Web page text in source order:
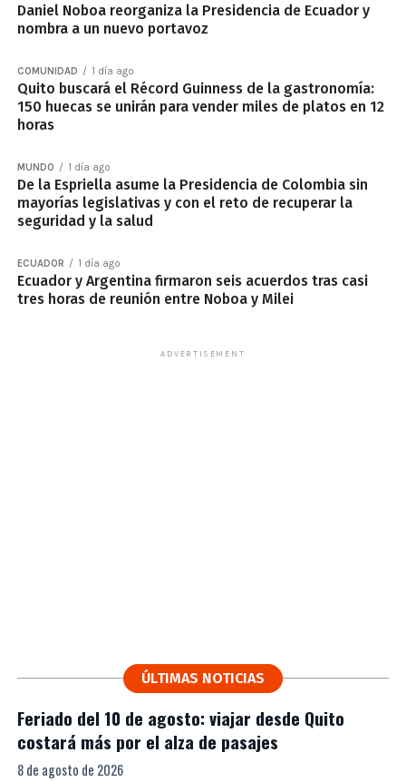
Daniel Noboa reorganiza la Presidencia de Ecuador y
nombra a un nuevo portavoz
COMUNIDAD 1 día ago
Quito buscará el Récord Guinness de la gastronomía:
150 huecas se unirán para vender miles de platos en 12
horas
MUNDO 1 día ago
De la Espriella asume la Presidencia de Colombia sin
mayorías legislativas y con el reto de recuperar la
seguridad y la salud
ECUADOR 1 día ago
Ecuador y Argentina firmaron seis acuerdos tras casi
tres horas de reunión entre Noboa y Milei
ADVERTISEMENT
ÚLTIMAS NOTICIAS
Feriado del 10 de agosto: viajar desde Quito
costará más por el alza de pasajes
8 de agosto de 2026